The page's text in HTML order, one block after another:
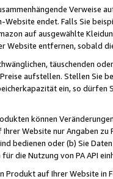
endet. Falls Sie
auf ausgewählte
Website entfernen, sobald
täuschenden
aufstellen. Stellen Sie
ein, so dürfen
können
Website nur Angaben
bedienen oder (b) Sie
die Nutzung von PA API
Produkt auf Ihrer Website